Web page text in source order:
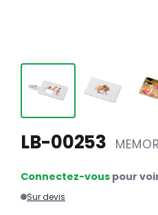
Tête de lettre
Sous-mains
Chemises
LB-00253
Connectez-vous pour
Sur devis